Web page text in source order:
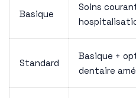
Basique
Soins
Standard
Basique +
dentaire